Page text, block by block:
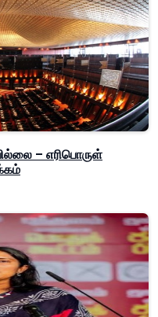
– எரிபொருள்